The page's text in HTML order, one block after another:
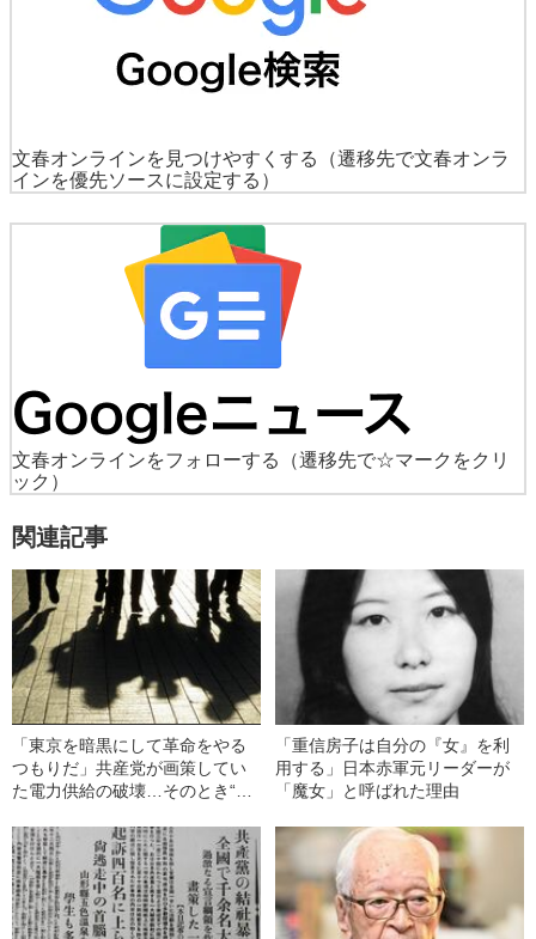
文春オンラインを見つけやすくする
（遷移先で文春オンラ
インを優先ソースに設定する）
文春オンラインをフォローする
（遷移先で☆マークをクリ
ック）
関連記事
「東京を暗黒にして革命をやる
つもりだ」共産党が画策してい
た電力供給の破壊…そのとき“右
力革命への対抗手段”
「重信房子は自分の『女』を利
用する」日本赤軍元リーダーが
「魔女」と呼ばれた理由